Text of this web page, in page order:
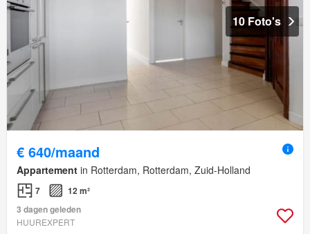
10 Foto's
€ 640/maand
Appartement in Rotterdam, Rotterdam, Zuid-Holland
7
12 m²
3 dagen geleden
HUUREXPERT